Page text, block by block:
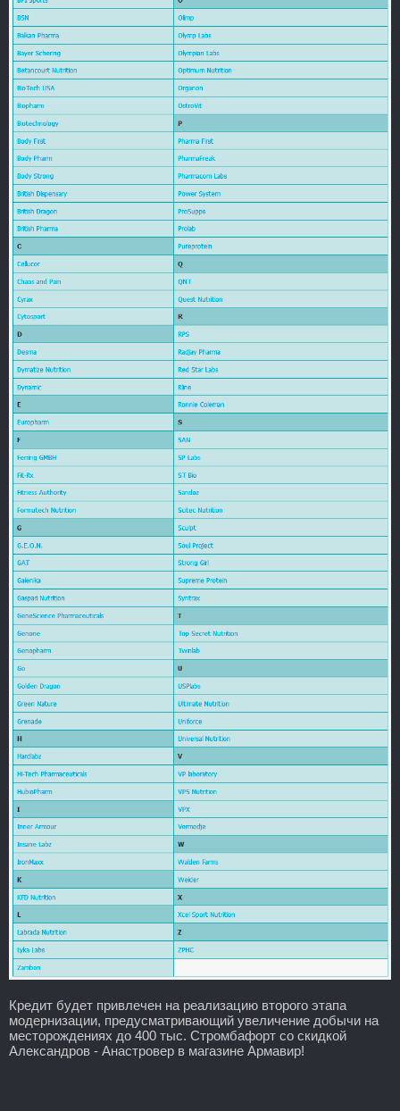
Кредит будет привлечен на реализацию второго этапа
модернизации, предусматривающий увеличение добычи на
месторождениях до 400 тыс. Стромбафорт со скидкой
Александров - Анастровер в магазине Армавир!